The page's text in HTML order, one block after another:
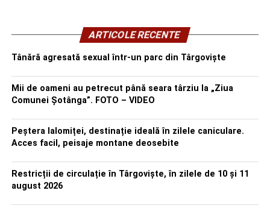
ARTICOLE RECENTE
Tânără agresată sexual într-un parc din Târgoviște
Mii de oameni au petrecut până seara târziu la „Ziua
Comunei Șotânga”. FOTO – VIDEO
Peștera Ialomiței, destinație ideală în zilele caniculare.
Acces facil, peisaje montane deosebite
Restricții de circulație în Târgoviște, în zilele de 10 și 11
august 2026